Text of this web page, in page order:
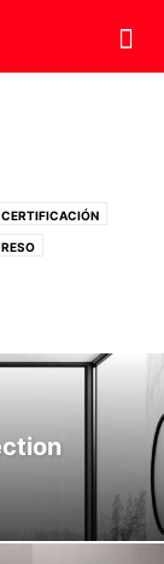
CERTIFICACIÓN
PUBLICACIONES